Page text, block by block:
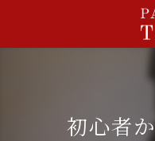
初心者